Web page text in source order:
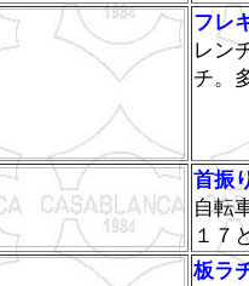
フレ
レン
チ。
首振
自転
１７
板ラ